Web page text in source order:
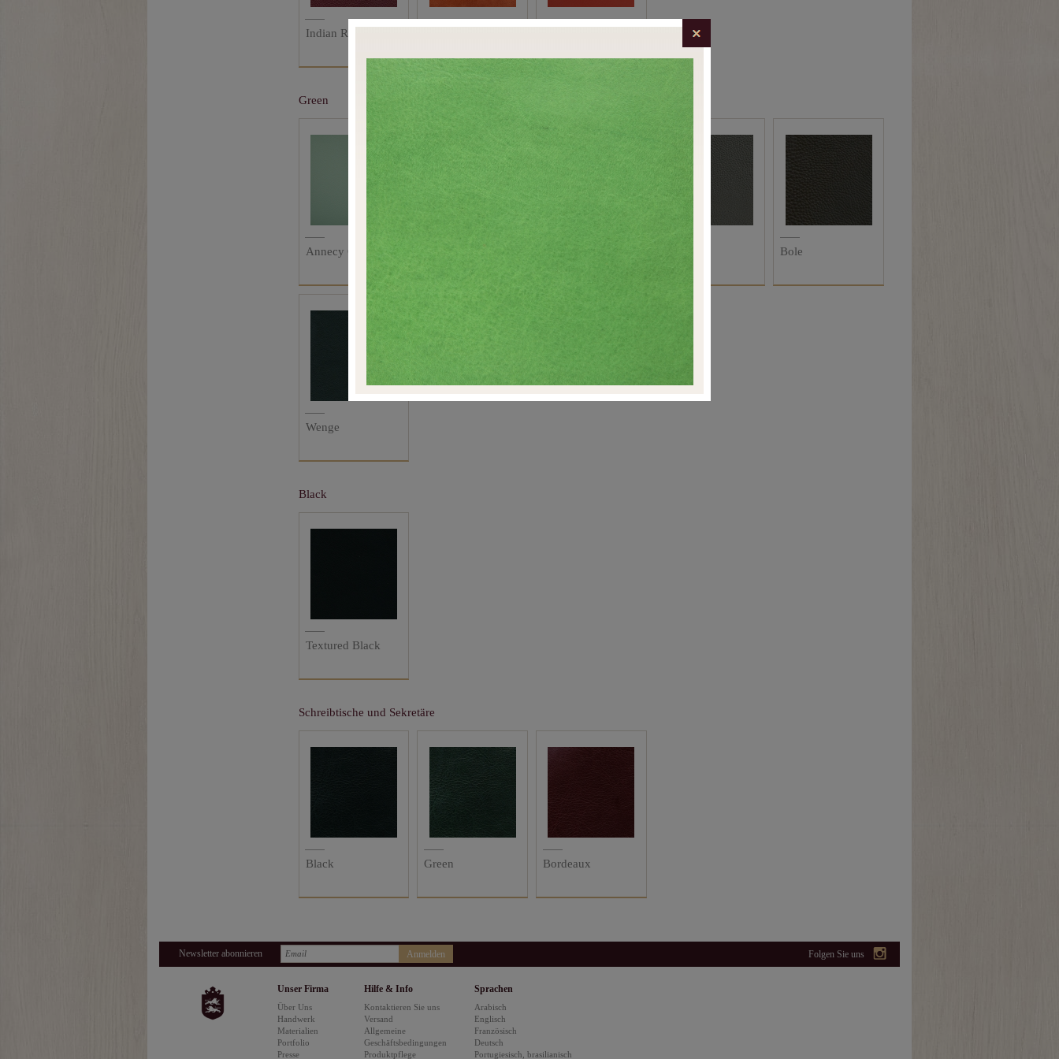
Indian Red
Green
Annecy Gum Tree Tangiers Sublime Pueblo Lime Tree Bole
Wenge
Black
Textured Black
Schreibtische und Sekretäre
Black Green Bordeaux
Newsletter abonnieren Anmelden Folgen Sie uns
Unser Firma
Über Uns
Handwerk
Materialien
Portfolio
Presse
Hilfe & Info
Kontaktieren Sie uns
Versand
Allgemeine
Geschäftsbedingungen
Produktpflege
Sprachen
Arabisch
Englisch
Französisch
Deutsch
Portugiesisch, brasilianisch